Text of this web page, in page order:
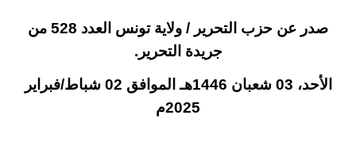
صدر عن حزب التحرير / ولاية تونس العدد 528 من
جريدة التحرير.
الأحد، 03 شعبان 1446هـ الموافق 02 شباط/فبراير
2025م